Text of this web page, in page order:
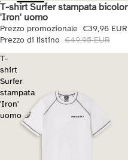
Saldi
T-shirt Surfer stampata bicolor
'Iron' uomo
Prezzo promozionale €39,96 EUR
Prezzo di listino €49,95 EUR
T-
shirt
Surfer
stampata
'Iron'
uomo